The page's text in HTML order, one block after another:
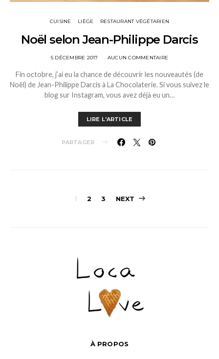
CUISINE LIÈGE RESTAURANT VÉGÉTARIEN
Noël selon Jean-Philippe Darcis
5 DÉCEMBRE 2017 AUCUN COMMENTAIRE
Fin octobre, j’ai eu la chance de découvrir les nouveautés (de
Noël) de Jean-Philippe Darcis à La Chocolaterie. Si vous suivez le
blog sur Instagram, vous avez déjà eu un…
LIRE L'ARTICLE
PARTAGER
Pagination
1 2 3 NEXT
À PROPOS